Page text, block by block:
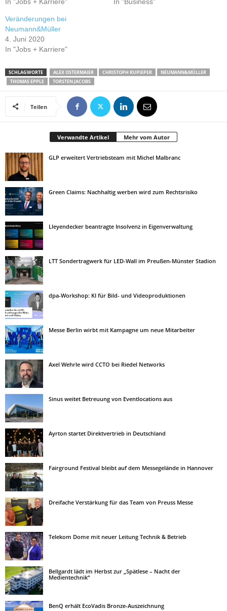
Veränderungen bei
Neumann&Müller
4. Juni 2020
In "Jobs + Karriere"
SCHLAGWORTE ALEX OSTERMAIER CHRISTOPH RUPIEPER
NEUMANN&MÜLLER
THOMAS EPPLE
TORSTEN JACOBS
Teilen
Verwandte Artikel Mehr vom Autor
GLP erweitert Vertriebsteam mit Michel Malbranc
Green Claims: Nachhaltig werben wird zum Rechtsrisiko
Lleyendecker beantragte Insolvenz in Eigenverwaltung
LTT Sondertragwerk für LED-Wall im Preußen-Münster Stadion
dpa-Workshop: KI für Bild- und Videoproduktionen
Messe Berlin wirbt mit Kampagne um neue Mitarbeiter
Axel Wehrle wird CCTO bei Riedel Networks
Sinus weitet Betreuung von Eventlocations aus
Ayrton startet Direktvertrieb in Deutschland
Fairground Festival bleibt auf dem Messegelände in Hannover
Dreifache Verstärkung für das Team von Preuss Messe
Telekom Dome mit neuer Leitung Technik & Betrieb
Bellgardt lädt im Herbst zur „Spätlese – Nacht der
Medientechnik“
BenQ erhält EcoVadis Bronze-Auszeichnung